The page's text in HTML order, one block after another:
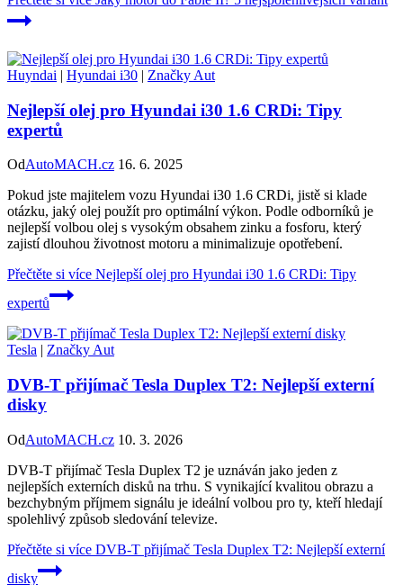
Huyndai | Hyundai i30 | Značky Aut
Nejlepší olej pro Hyundai i30 1.6 CRDi: Tipy
expertů
OdAutoMACH.cz 16. 6. 2025
Pokud jste majitelem vozu Hyundai i30 1.6 CRDi, jistě si klade
otázku, jaký olej použít pro optimální výkon. Podle odborníků je
nejlepší volbou olej s vysokým obsahem zinku a fosforu, který
zajistí dlouhou životnost motoru a minimalizuje opotřebení.
Přečtěte si více Nejlepší olej pro Hyundai i30 1.6 CRDi: Tipy
expertů
Tesla | Značky Aut
DVB-T přijímač Tesla Duplex T2: Nejlepší externí
disky
OdAutoMACH.cz 10. 3. 2026
DVB-T přijímač Tesla Duplex T2 je uznáván jako jeden z
nejlepších externích disků na trhu. S vynikající kvalitou obrazu a
bezchybným příjmem signálu je ideální volbou pro ty, kteří hledají
spolehlivý způsob sledování televize.
Přečtěte si více DVB-T přijímač Tesla Duplex T2: Nejlepší externí
disky